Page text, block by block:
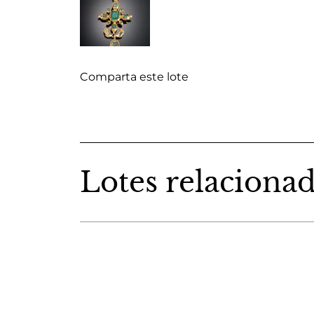
Comparta este lote
Lotes